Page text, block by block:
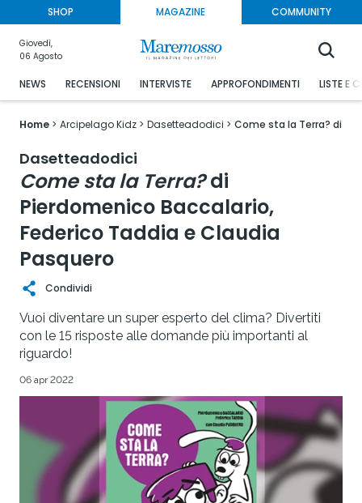
SHOP MAGAZINE COMMUNITY
Giovedì,
06 Agosto
NEWS RECENSIONI INTERVISTE APPROFONDIMENTI LISTE E
Home Arcipelago Kidz Dasetteadodici Come sta la Terra? di
Dasetteadodici
Come sta la Terra?di
Pierdomenico Baccalario,
Federico Taddia e Claudia
Pasquero
Condividi
Vuoi diventare un super esperto del clima? Divertiti
con le 15 risposte alle domande più importanti al
riguardo!
06 apr 2022